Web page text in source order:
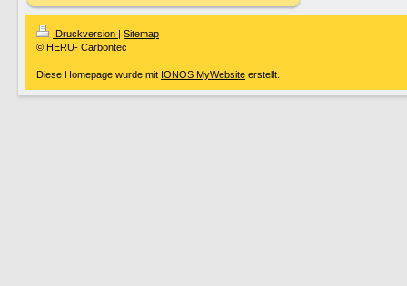
Druckversion | Sitemap
© HERU- Carbontec
Diese Homepage wurde mit IONOS MyWebsite erstellt.